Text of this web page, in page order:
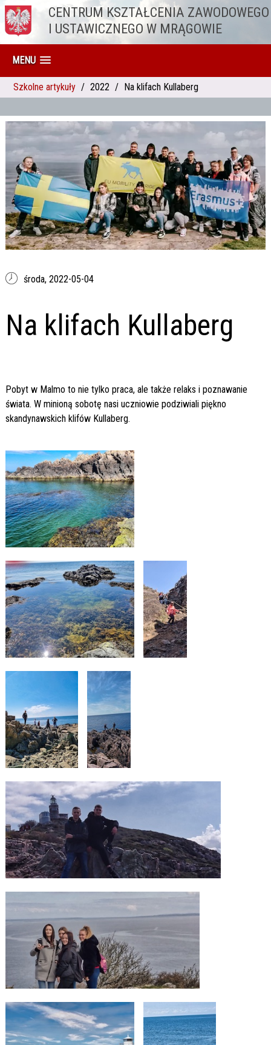
Przejdź do treściCENTRUM KSZTAŁCENIA ZAWODOWEGO
I USTAWICZNEGO W MRĄGOWIE
MENU
Szkolne artykuły 2022 Na klifach Kullaberg
środa, 2022-05-04
Na klifach Kullaberg
Pobyt w Malmo to nie tylko praca, ale także relaks i poznawanie
świata. W minioną sobotę nasi uczniowie podziwiali piękno
skandynawskich klifów Kullaberg.